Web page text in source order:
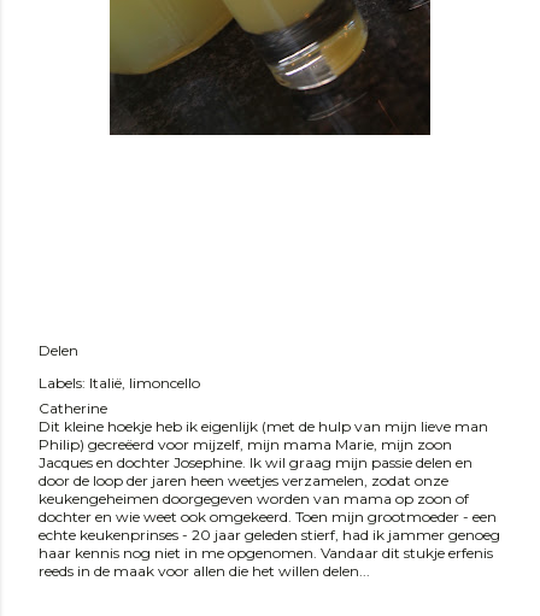
Delen
Labels: Italië limoncello
Catherine
Dit kleine hoekje heb ik eigenlijk (met de hulp van mijn lieve man
Philip) gecreëerd voor mijzelf, mijn mama Marie, mijn zoon
Jacques en dochter Josephine. Ik wil graag mijn passie delen en
door de loop der jaren heen weetjes verzamelen, zodat onze
keukengeheimen doorgegeven worden van mama op zoon of
dochter en wie weet ook omgekeerd. Toen mijn grootmoeder - een
echte keukenprinses - 20 jaar geleden stierf, had ik jammer genoeg
haar kennis nog niet in me opgenomen. Vandaar dit stukje erfenis
reeds in de maak voor allen die het willen delen...